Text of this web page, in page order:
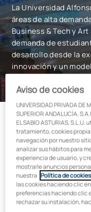
La Universidad
áreas de alta
Business & Tech y
demanda de
desarrollo desde la
innovación y un
El campusUAX Mare
máxima expansión
profesional de sus
instituciones sanitarias
UAX sigue así la
tecnológicas, que
puesta en marcha de
nivel mundial en la
más de 2.000 nuevos
Aviso de cookies
UNIVERSIDAD PRIVADA DE
SUPERIOR ANDALUCÍA,
EL SABIO ASTURIAS,
tratamiento, cookies
navegación por nuestro
analizar sus hábitos para
experiencia de usuario, y
mostrarle anuncios
nuestra Política de
las cookies haciendo clic
preferencias haciendo clic
rechazar su instalación,